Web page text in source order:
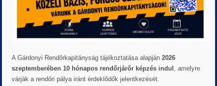
A Gárdonyi Rendőrkapitányság tájékoztatása alapján2026
szeptemberében 10 hónapos rendőrjárőr képzés indul , amelyre
várják a rendőri pálya iránt érdeklődők jelentkezését.